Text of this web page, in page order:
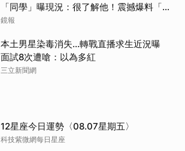
「同學」曝現況：很了解他！震撼爆料「恐
懼」這件事
鏡報
本土男星染毒消失...轉戰直播求生近況曝
面試8次遭嗆：以為多紅
三立新聞網
12星座今日運勢〈08.07星期五〉
科技紫微網每日星座